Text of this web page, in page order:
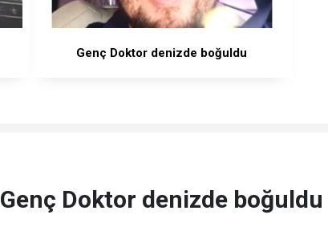
Genç Doktor denizde boğuldu
Genç Doktor denizde boğuldu